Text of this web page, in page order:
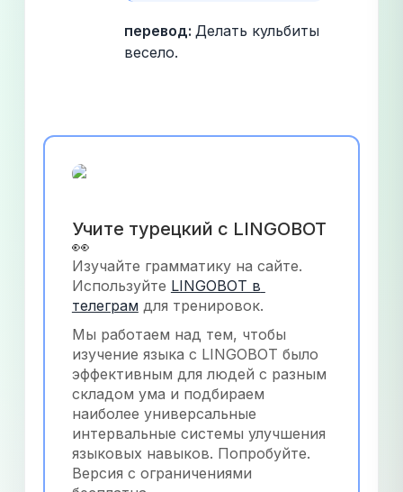
перевод: Делать кульбиты
весело.
Учите турецкий с LINGOBOT
👀
Изучайте грамматику на сайте.
Используйте LINGOBOT в
телеграм для тренировок.
Мы работаем над тем, чтобы
изучение языка с LINGOBOT было
эффективным для людей с разным
складом ума и подбираем
наиболее универсальные
интервальные системы улучшения
языковых навыков. Попробуйте.
Версия с ограничениями